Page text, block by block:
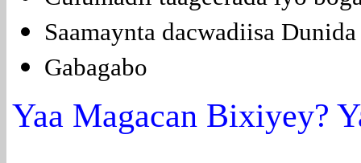
Saamaynta dacwadiisa
Gabagabo
Yaa Magacan Bixiyey?